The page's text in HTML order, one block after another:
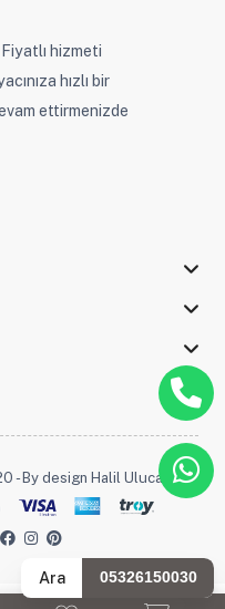
Ara 05326150030
hizmeti
hızlı bir
ettirmenizde
- By design Halil Ulucak